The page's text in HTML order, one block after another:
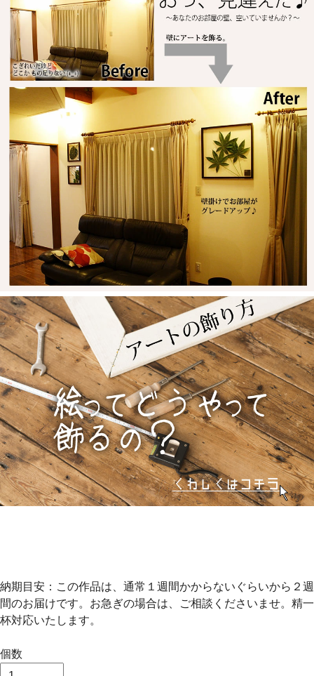
納期目安：この作品は、通常１週間かからないぐらいから２週
間のお届けです。お急ぎの場合は、ご相談くださいませ。精一
杯対応いたします。
個数